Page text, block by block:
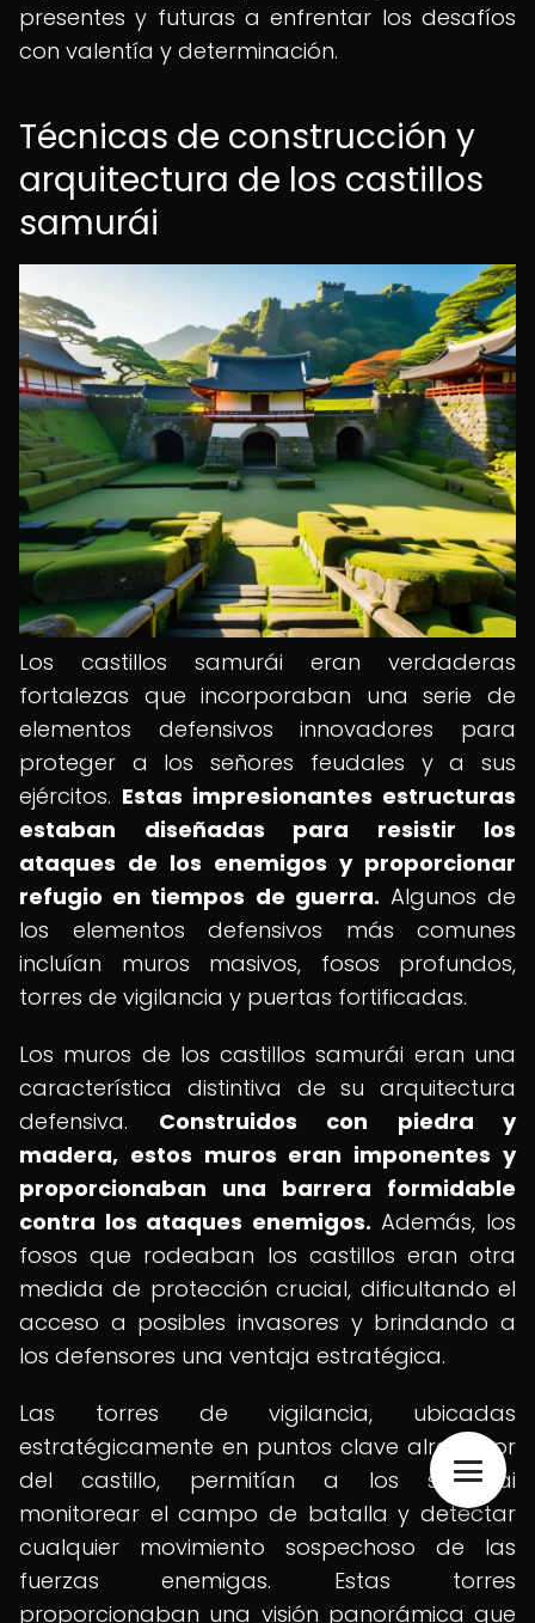
presentes y futuras a enfrentar los desafíos
con valentía y determinación.
Técnicas de construcción y
arquitectura de los castillos
samurái
Los castillos samurái eran verdaderas
fortalezas que incorporaban una serie de
elementos defensivos innovadores para
proteger a los señores feudales y a sus
ejércitos. Estas impresionantes estructuras
estaban diseñadas para resistir los
ataques de los enemigos y proporcionar
refugio en tiempos de guerra. Algunos de
los elementos defensivos más comunes
incluían muros masivos, fosos profundos,
torres de vigilancia y puertas fortificadas.
Los muros de los castillos samurái eran una
característica distintiva de su arquitectura
defensiva. Construidos con piedra y
madera, estos muros eran imponentes y
proporcionaban una barrera formidable
contra los ataques enemigos. Además, los
fosos que rodeaban los castillos eran otra
medida de protección crucial, dificultando el
acceso a posibles invasores y brindando a
los defensores una ventaja estratégica.
Las torres de vigilancia, ubicadas
estratégicamente en puntos clave alrededor
del castillo, permitían a los samurái
monitorear el campo de batalla y detectar
cualquier movimiento sospechoso de las
fuerzas enemigas. Estas torres
proporcionaban una visión panorámica que